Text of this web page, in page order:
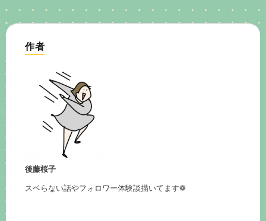
作者
後藤桜子
スベらない話やフォロワー体験談描いてます❁